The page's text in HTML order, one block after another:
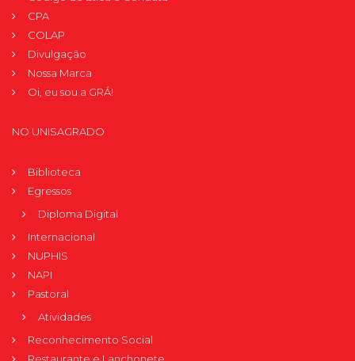
CPA
COLAP
Divulgação
Nossa Marca
Oi, eu sou a GRÁ!
NO UNISAGRADO
Biblioteca
Egressos
Diploma Digital
Internacional
NUPHIS
NAPI
Pastoral
Atividades
Reconhecimento Social
Restaurante e Lanchonete